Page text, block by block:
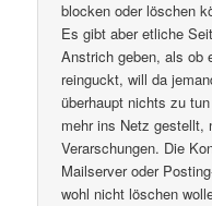
blocken oder löschen
Es gibt aber etliche
Anstrich geben, als ob
reinguckt, will da
überhaupt nichts zu
mehr ins Netz gestellt,
Verarschungen. Die
Mailserver oder
wohl nicht löschen